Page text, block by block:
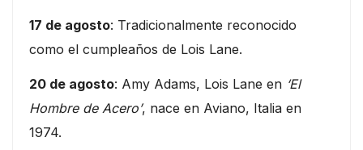
17 de agosto: Tradicionalmente reconocido
como el cumpleaños de Lois Lane.
20 de agosto: Amy Adams, Lois Lane en ‘El
Hombre de Acero’, nace en Aviano, Italia en
1974.